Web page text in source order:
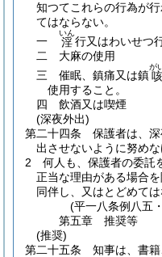
知つてこれらの行為が
てはならない。
一
淫
いん
行又はわいせつ
二
大麻の使用
三
催眠、鎮痛又は鎮咳
が
使用すること。
四
飲酒又は喫煙
(深夜外出)
第二十四条
保護者は、
出させないように努めな
2
何人も、保護者の委託
正当な理由がある場合
同伴し、又はとどめては
(平一八条例八五
第五章
推奨等
(推奨)
第二十五条
知事は、書